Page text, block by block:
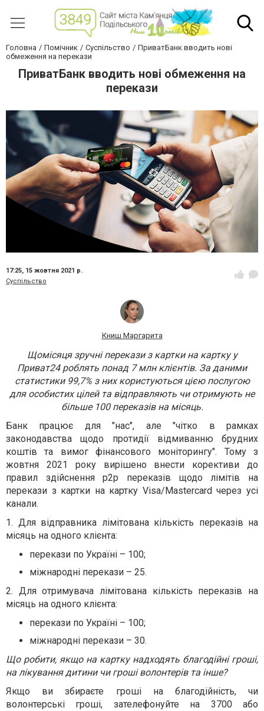
Головна Помічник Суспільство
ПриватБанк вводить нові
обмеження на перекази
ПриватБанк вводить нові обмеження на
перекази
17:25, 15 жовтня 2021 р.
Суспільство
Книш Маргарита
Щомісяця зручні перекази з картки на картку у
Приват24 роблять понад 7 млн клієнтів. За даними
статистики 99,7% з них користуються цією послугою
для особистих цілей та відправляють чи отримують не
більше 100 переказів на місяць.
Банк працює для "нас", але "чітко в рамках
законодавства щодо протидії відмиванню брудних
коштів та вимог фінансового моніторингу". Тому з
жовтня 2021 року вирішено внести корективи до
правил здійснення р2р переказів щодо лімітів на
перекази з картки на картку Visa/Mastercard через усі
канали.
1. Для відправника лімітована кількість переказів на
місяць на одного клієнта:
перекази по Україні – 100;
міжнародні перекази – 25.
2. Для отримувача лімітована кількість переказів на
місяць на одного клієнта:
перекази по Україні – 100;
міжнародні перекази – 30.
Що робити, якщо на картку надходять благодійні гроші,
на лікування дитини чи гроші волонтерів та інше?
Якщо ви збираєте гроші на благодійність, чи
волонтерські гроші, зателефонуйте на 3700 або